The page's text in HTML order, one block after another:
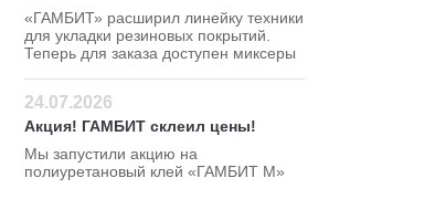
«ГАМБИТ» расширил линейку техники
для укладки резиновых покрытий.
Теперь для заказа доступен миксеры
24.07.2026
Акция! ГАМБИТ склеил цены!
Мы запустили акцию на
полиуретановый клей «ГАМБИТ М»